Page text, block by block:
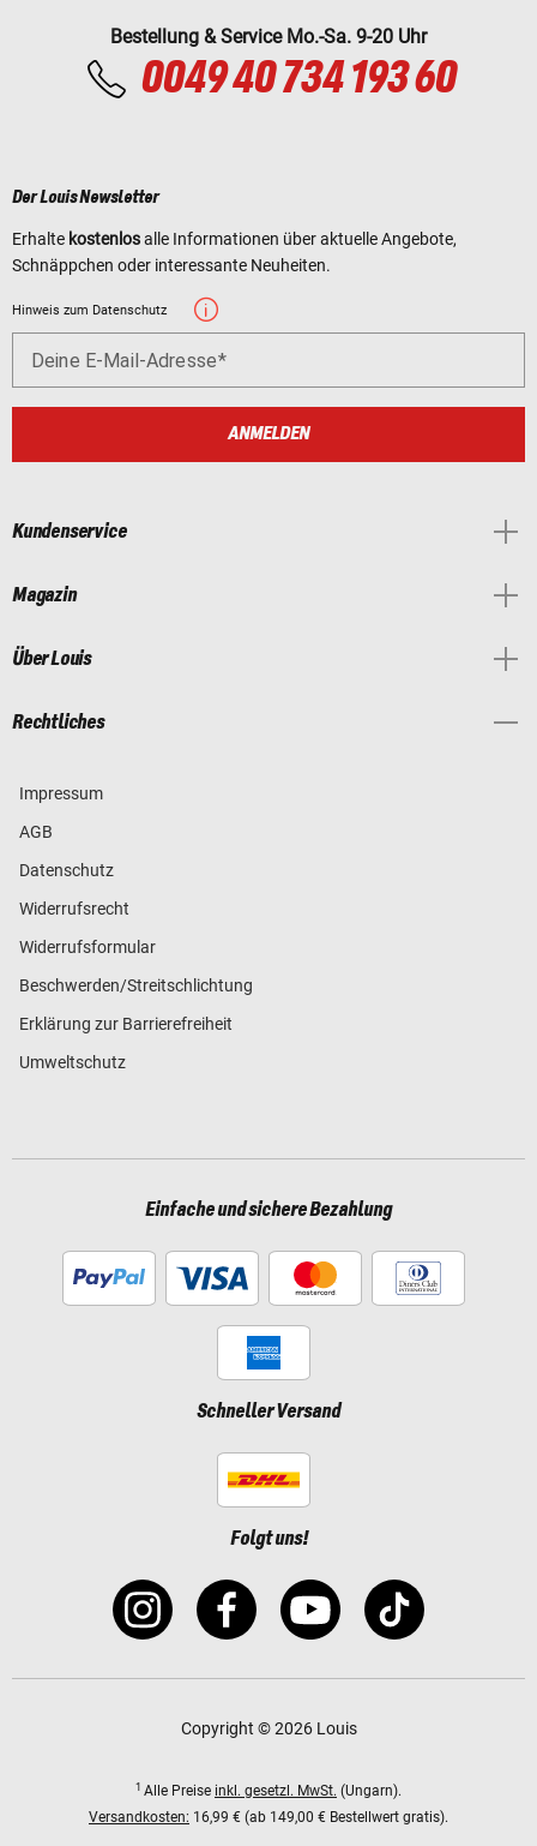
Bestellung & Service Mo.-Sa. 9-20 Uhr
0049 40 734 193 60
Der Louis Newsletter
Erhalte kostenlosalle Informationen über aktuelle Angebote,
Schnäppchen oder interessante Neuheiten.
Hinweis zum Datenschutz
Deine E-Mail-Adresse
ANMELDEN
Kundenservice
Magazin
Über Louis
Rechtliches
Impressum
AGB
Datenschutz
Widerrufsrecht
Widerrufsformular
Beschwerden/Streitschlichtung
Erklärung zur Barrierefreiheit
Umweltschutz
Einfache und sichere Bezahlung
Schneller Versand
Folgt uns!
Copyright © 2026 Louis
1 Alle Preise inkl. gesetzl. MwSt. (Ungarn).
Versandkosten: 16,99 € (ab 149,00 € Bestellwert gratis).